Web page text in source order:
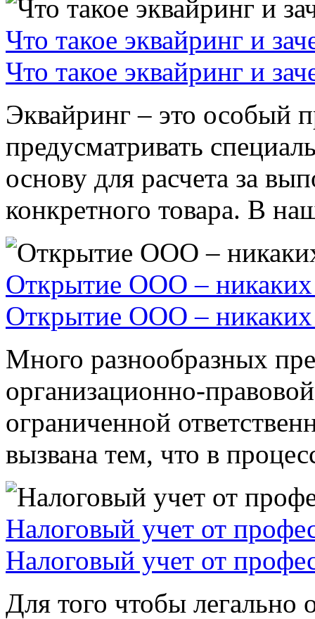
Что такое эквайринг и
Что такое эквайринг и
Эквайринг – это особый
предусматривать
основу для расчета за
конкретного товара. В
Открытие ООО – никаких
Открытие ООО – никаких
Много разнообразных
организационно-
ограниченной
вызвана тем, что в
Налоговый учет от
Налоговый учет от
Для того чтобы легально